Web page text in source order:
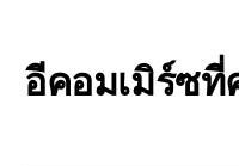
อีคอมเมิร์ซ